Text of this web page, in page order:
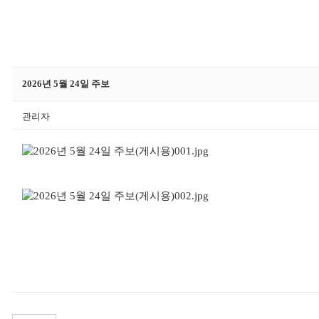
2026년 5월 24일 주보
관리자